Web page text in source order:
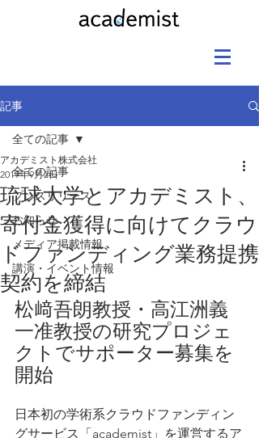
記事
全ての記事
プレスリリース
お知らせ
メディア掲載情報
講演・イベント情報
全ての記事
琉球大学とアカデミスト、
寄付金獲得に向けてクラウ
ドファンディング業務提携
契約を締結
アカデミスト株式会社
2019年9月2日
松﨑吾朗教授・高江洲義
一准教授の研究プロジェ
クトでサポーター募集を
開始
日本初の学術系クラウドファンディン
グサービス「academist」を運営するア